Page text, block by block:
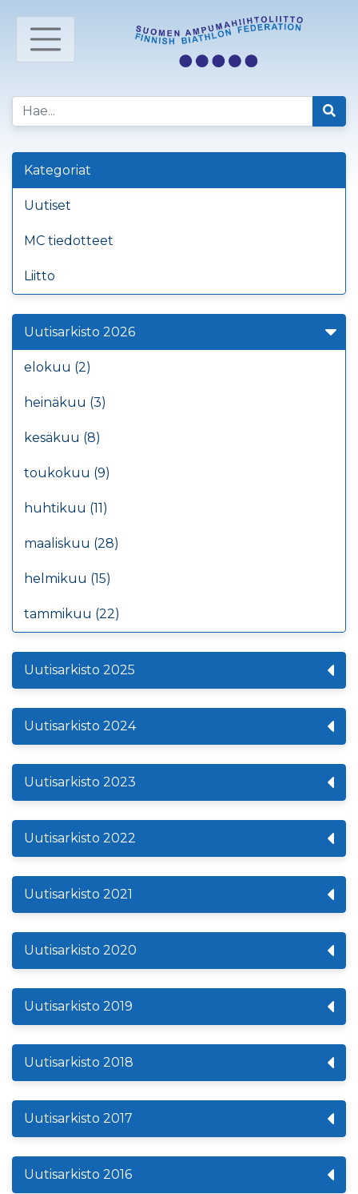
Kategoriat
Uutiset
MC tiedotteet
Liitto
Uutisarkisto 2026
elokuu (2)
heinäkuu (3)
kesäkuu (8)
toukokuu (9)
huhtikuu (11)
maaliskuu (28)
helmikuu (15)
tammikuu (22)
Uutisarkisto 2025
Uutisarkisto 2024
Uutisarkisto 2023
Uutisarkisto 2022
Uutisarkisto 2021
Uutisarkisto 2020
Uutisarkisto 2019
Uutisarkisto 2018
Uutisarkisto 2017
Uutisarkisto 2016